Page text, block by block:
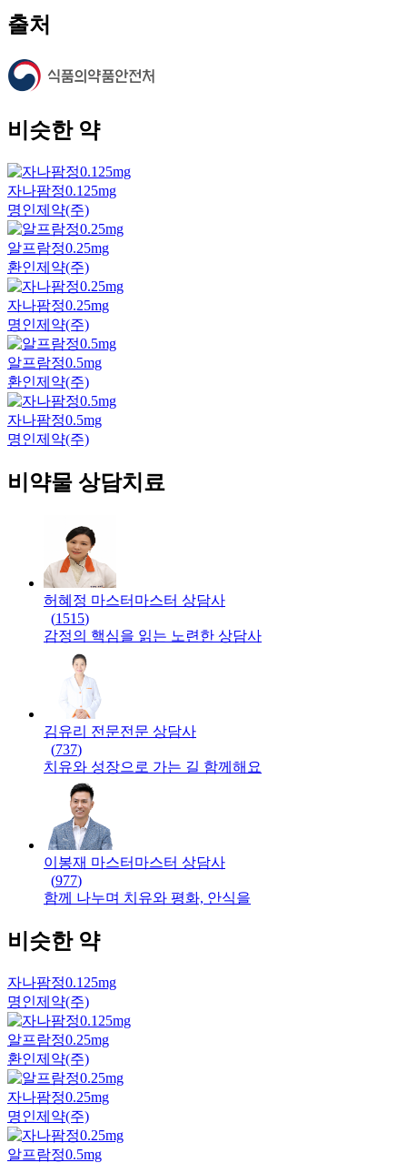
출처
비슷한 약
자나팜정0.125mg
명인제약(주)
알프람정0.25mg
환인제약(주)
자나팜정0.25mg
명인제약(주)
알프람정0.5mg
환인제약(주)
자나팜정0.5mg
명인제약(주)
비약물 상담치료
허혜정 마스터 마스터 상담사
(1515)
감정의 핵심을 읽는 노련한 상담사
김유리 전문전문 상담사
(737)
치유와 성장으로 가는 길 함께해요
이봉재 마스터 마스터 상담사
(977)
함께 나누며 치유와 평화, 안식을
비슷한 약
자나팜정0.125mg
명인제약(주)
알프람정0.25mg
환인제약(주)
자나팜정0.25mg
명인제약(주)
알프람정0.5mg